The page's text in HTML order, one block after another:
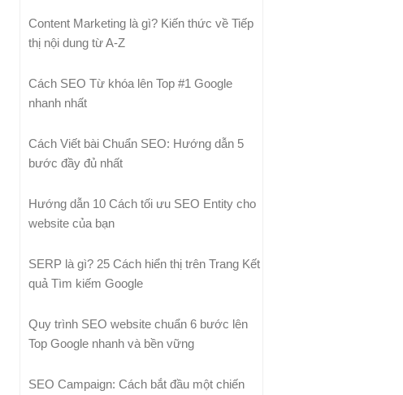
Content Marketing là gì? Kiến thức về Tiếp
thị nội dung từ A-Z
Cách SEO Từ khóa lên Top #1 Google
nhanh nhất
Cách Viết bài Chuẩn SEO: Hướng dẫn 5
bước đầy đủ nhất
Hướng dẫn 10 Cách tối ưu SEO Entity cho
website của bạn
SERP là gì? 25 Cách hiển thị trên Trang Kết
quả Tìm kiếm Google
Quy trình SEO website chuẩn 6 bước lên
Top Google nhanh và bền vững
SEO Campaign: Cách bắt đầu một chiến